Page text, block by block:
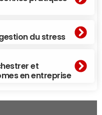
du stress
et
en entreprise